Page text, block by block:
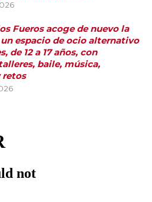
Fueros acoge de nuevo la
espacio de ocio alternativo
de 12 a 17 años, con
baile, música,
retos